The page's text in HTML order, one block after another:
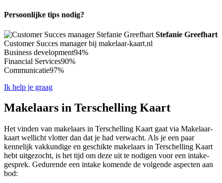
Persoonlijke tips nodig?
Stefanie Greefhart
Customer Succes manager bij makelaar-kaart.nl
Business development94%
Financial Services90%
Communicatie97%
Ik help je graag
Makelaars in Terschelling Kaart
Het vinden van makelaars in Terschelling Kaart gaat via Makelaar-
kaart wellicht vlotter dan dat je had verwacht. Als je een paar
kennelijk vakkundige en geschikte makelaars in Terschelling Kaart
hebt uitgezocht, is het tijd om deze uit te nodigen voor een intake-
gesprek. Gedurende een intake komende de volgende aspecten aan
bod: